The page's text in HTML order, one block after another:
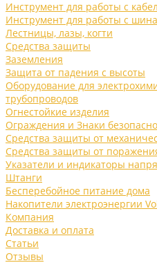
Инструмент для работы с
Инструмент для работы с
Лестницы, лазы, когти
Средства защиты
Заземления
Защита от падения с высоты
Оборудование для
трубопроводов
Огнестойкие изделия
Ограждения и Знаки
Средства защиты от
Средства защиты от
Указатели и индикаторы
Штанги
Бесперебойное питание дома
Накопители электроэнергии
Компания
Доставка и оплата
Статьи
Отзывы